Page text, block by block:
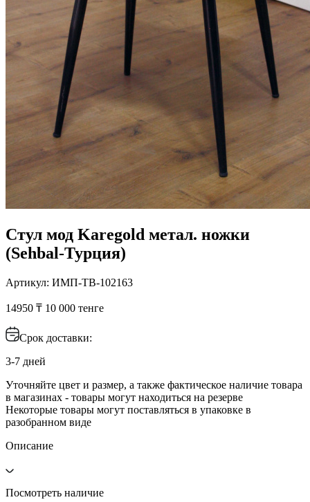
Стул мод Karegold метал. ножки
(Sehbal-Турция)
Артикул: ИМП-ТВ-102163
14950 ₸ 10 000 тенге
Срок доставки:
3-7 дней
Уточняйте цвет и размер, а также фактическое наличие товара
в магазинах - товары могут находиться на резерве
Некоторые товары могут поставляться в упаковке в
разобранном виде
Описание
Посмотреть наличие